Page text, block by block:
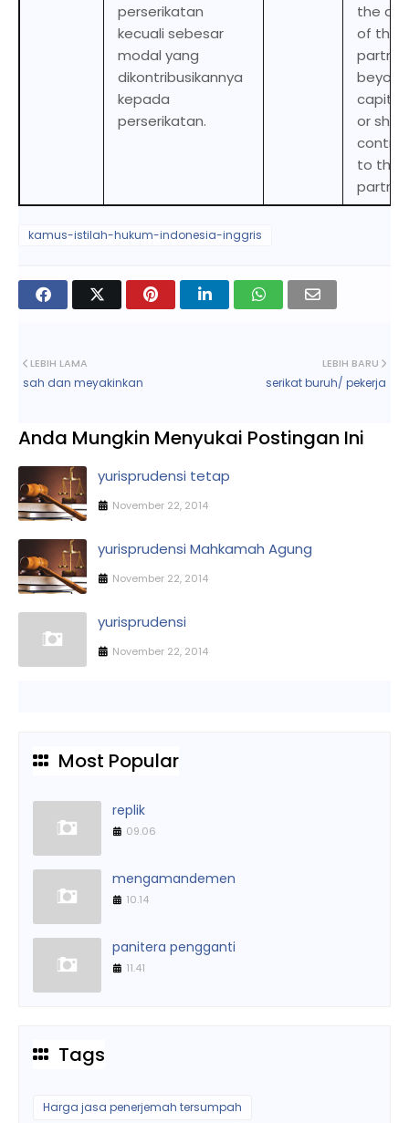
perserikatan
kecuali sebesar
modal yang
dikontribusikannya
kepada
perserikatan.
the
of the
capital
or she
to the
kamus-istilah-hukum-indonesia-inggris
LEBIH BARU
serikat buruh/ pekerja
LEBIH LAMA
sah dan meyakinkan
Anda Mungkin Menyukai Postingan Ini
yurisprudensi tetap
November 22, 2014
yurisprudensi Mahkamah Agung
November 22, 2014
yurisprudensi
November 22, 2014
Most Popular
replik
09.06
mengamandemen
10.14
panitera pengganti
11.41
Tags
Harga jasa penerjemah tersumpah